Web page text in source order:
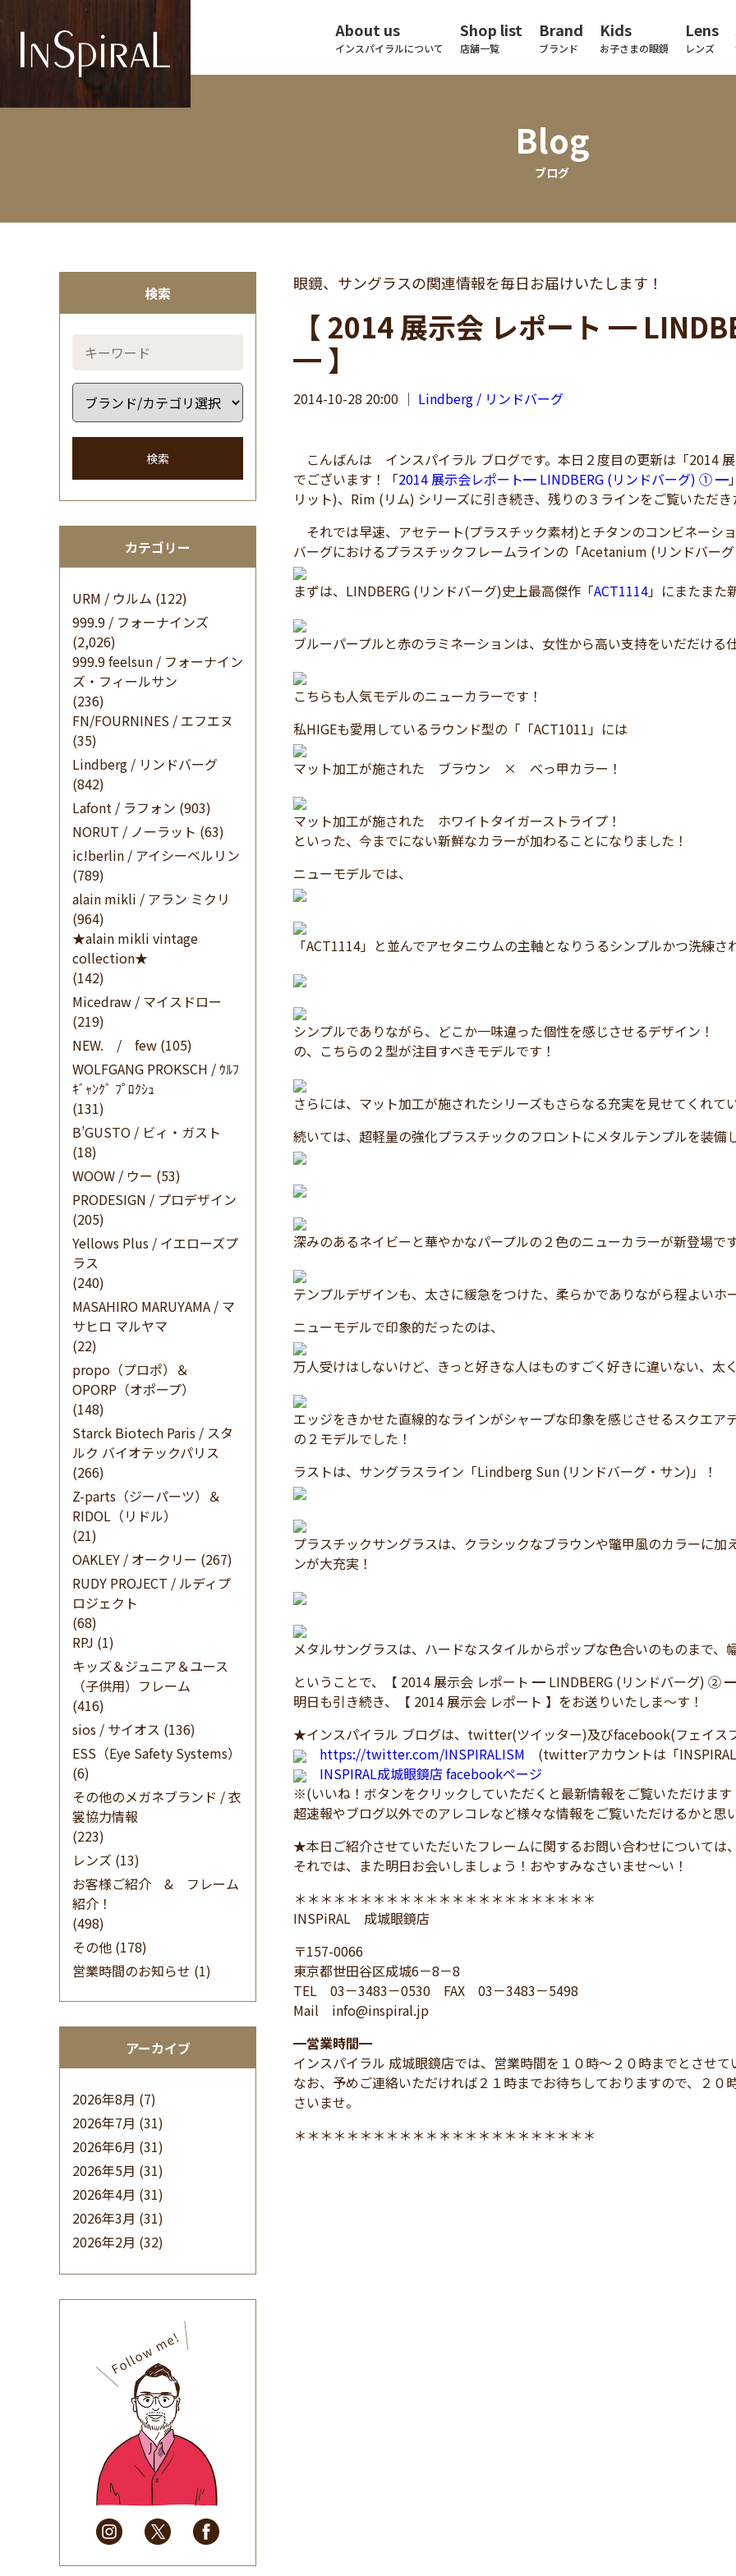
About us
インスパイラルについて
Shop list
店舗一覧
Brand
ブランド
Kids
お子さまの眼鏡
Lens
レンズ
Blog
ブログ
検索
検索
カテゴリー
URM / ウルム (122)
999.9 / フォーナインズ
(2,026)
999.9 feelsun / フォーナイン
ズ・フィールサン
(236)
FN/FOURNINES / エフエヌ
(35)
Lindberg / リンドバーグ
(842)
Lafont / ラフォン (903)
NORUT / ノーラット (63)
ic!berlin / アイシーベルリン
(789)
alain mikli / アラン ミクリ
(964)
★alain mikli vintage
collection★
(142)
Micedraw / マイスドロー
(219)
NEW. / few (105)
WOLFGANG PROKSCH / ｳﾙﾌ
ｷﾞｬﾝｸﾞ ﾌﾟﾛｸｼｭ
(131)
B’GUSTO / ビィ・ガスト
(18)
WOOW / ウー (53)
PRODESIGN / プロデザイン
(205)
Yellows Plus / イエローズプ
ラス
(240)
MASAHIRO MARUYAMA / マ
サヒロ マルヤマ
(22)
propo（プロポ）＆
OPORP（オポープ）
(148)
Starck Biotech Paris / スタ
ルク バイオテックパリス
(266)
Z-parts（ジーパーツ）＆
RIDOL（リドル）
(21)
OAKLEY / オークリー (267)
RUDY PROJECT / ルディプ
ロジェクト
(68)
RPJ (1)
キッズ＆ジュニア＆ユース
（子供用）フレーム
(416)
sios / サイオス (136)
ESS（Eye Safety Systems）
(6)
その他のメガネブランド / 衣
裳協力情報
(223)
レンズ (13)
お客様ご紹介 & フレーム
紹介！
(498)
その他 (178)
営業時間のお知らせ (1)
アーカイブ
2026年8月 (7)
2026年7月 (31)
2026年6月 (31)
2026年5月 (31)
2026年4月 (31)
2026年3月 (31)
2026年2月 (32)
(32)
2025年9月(30)
2025年8月(31)
2025年7月(37)
2025年6月(48)
2025年5月
(41)
2025年4月
(32)
2025年3月(31)
2025年2月
(28)
2025年1月
(34)
眼鏡、サングラスの関連情報を毎日お届けいたします！
【 2014 展示会 レポート ━
━ 】
2014-10-28 20:00 ｜ Lindberg / リンドバーグ
こんばんは インスパイラル ブログです。本日２度目の更新は「2014
でございます！「2014 展示会レポート━ LINDBERG (リンドバーグ) ① ━
リット)、Rim (リム) シリーズに引き続き、残りの３ラインをご覧いただき
それでは早速、アセテート(プラスチック素材)とチタンのコンビネーシ
バーグにおけるプラスチックフレームラインの「Acetanium (リンドバー
まずは、LINDBERG (リンドバーグ)史上最高傑作「ACT1114」にまたまた
ブルーパープルと赤のラミネーションは、女性から高い支持をいだだける
こちらも人気モデルのニューカラーです！
私HIGEも愛用しているラウンド型の「「ACT1011」には
マット加工が施された ブラウン × べっ甲カラー！
マット加工が施された ホワイトタイガーストライプ！
といった、今までにない新鮮なカラーが加わることになりました！
ニューモデルでは、
「ACT1114」と並んでアセタニウムの主軸となりうるシンプルかつ洗練さ
シンプルでありながら、どこか一味違った個性を感じさせるデザイン！
の、こちらの２型が注目すべきモデルです！
さらには、マット加工が施されたシリーズもさらなる充実を見せてくれて
続いては、超軽量の強化プラスチックのフロントにメタルテンプルを装備
深みのあるネイビーと華やかなパープルの２色のニューカラーが新登場で
テンプルデザインも、太さに緩急をつけた、柔らかでありながら程よいホ
ニューモデルで印象的だったのは、
万人受けはしないけど、きっと好きな人はものすごく好きに違いない、太
エッジをきかせた直線的なラインがシャープな印象を感じさせるスクエア
の２モデルでした！
ラストは、サングラスライン「Lindberg Sun (リンドバーグ・サン)」！
プラスチックサングラスは、クラシックなブラウンや鼈甲風のカラーに
ンが大充実！
メタルサングラスは、ハードなスタイルからポップな色合いのものまで、
ということで、【 2014 展示会 レポート ━ LINDBERG (リンドバーグ) ②
明日も引き続き、【 2014 展示会 レポート 】をお送りいたしま～す！
★インスパイラル ブログは、twitter(ツイッター)及びfacebook(フェイス
https://twitter.com/INSPIRALISM (twitterアカウントは「
INSPIRAL成城眼鏡店 facebookページ
※(いいね！ボタンをクリックしていただくと最新情報をご覧いただけます
超速報やブログ以外でのアレコレなど様々な情報をご覧いただけるかと思
★本日ご紹介させていただいたフレームに関するお問い合わせについては
それでは、また明日お会いしましょう！おやすみなさいませ～い！
＊＊＊＊＊＊＊＊＊＊＊＊＊＊＊＊＊＊＊＊＊＊＊
INSPiRAL 成城眼鏡店
〒157-0066
東京都世田谷区成城6－8－8
TEL 03－3483－0530 FAX 03－3483－5498
Mail info@inspiral.jp
━営業時間━
インスパイラル 成城眼鏡店では、営業時間を１０時～２０時までとさせて
なお、予めご連絡いただければ２１時までお待ちしておりますので、２
さいませ。
＊＊＊＊＊＊＊＊＊＊＊＊＊＊＊＊＊＊＊＊＊＊＊